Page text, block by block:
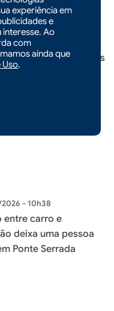
experiência em
e
Ao
com
ainda que
Uso.
| 19/03/2026 - 17h07
são apreendidos
em Faxinal
- 10h38
entre carro e
deixa uma pessoa
Ponte Serrada